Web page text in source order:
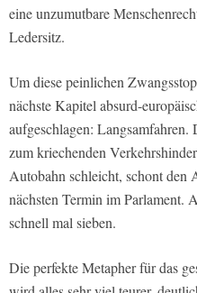
eine unzumutbare
Ledersitz.
Um diese peinlichen
nächste Kapitel absurd-
aufgeschlagen:
zum kriechenden
Autobahn schleicht, schont den
nächsten Termin im Parlament.
schnell mal sieben.
Die perfekte Metapher für das